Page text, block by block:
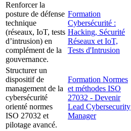
Renforcer la
posture de défense
technique
(réseaux, IoT, tests
d’intrusion) en
complément de la
gouvernance.
Formation
Cybersécurité :
Hacking, Sécurité
Réseaux et IoT,
Tests d'Intrusion
Structurer un
dispositif de
management de la
cybersécurité
orienté normes
ISO 27032 et
pilotage avancé.
Formation Normes
et méthodes ISO
27032 - Devenir
Lead Cybersecurity
Manager